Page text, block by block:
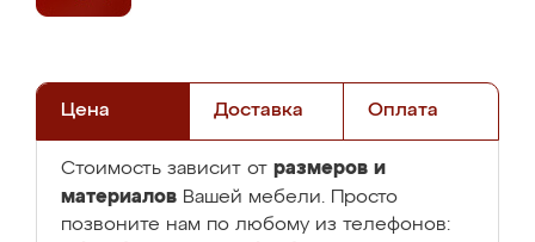
Цена Доставка Оплата
Стоимость зависит от размеров и
материалов Вашей мебели. Просто
позвоните нам по любому из телефонов: